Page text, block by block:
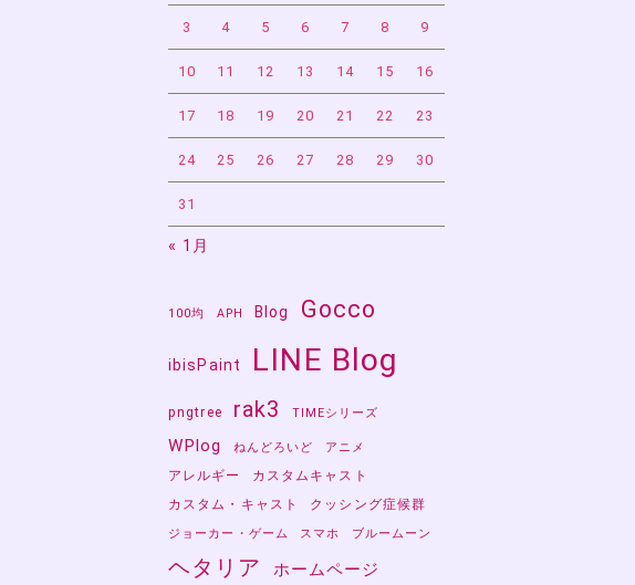
3 4 5 6 7 8 9
10 11 12 13 14 15 16
17 18 19 20 21 22 23
24 25 26 27 28 29 30
31
« 1月
100均 APH Blog Gocco
ibisPaint LINE Blog
pngtree rak3 TIMEシリーズ
WPlog ねんどろいど アニメ
アレルギー
カスタムキャスト
カスタム・キャスト
クッシング症候群
ジョーカー・ゲーム スマホ ブルームーン
ヘタリア ホームページ